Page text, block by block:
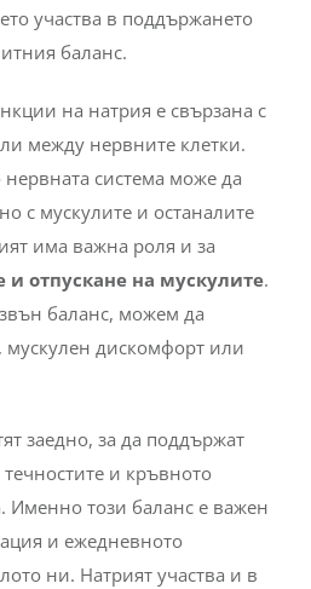
участва в поддържането
баланс.
на натрия е свързана с
между нервните клетки.
система може да
с мускулите и останалите
има важна роля и за
и отпускане на мускулите.
баланс, можем да
мускулен дискомфорт или
заедно, за да поддържат
и кръвното
Именно този баланс е важен
и ежедневното
ни. Натрият участва и в